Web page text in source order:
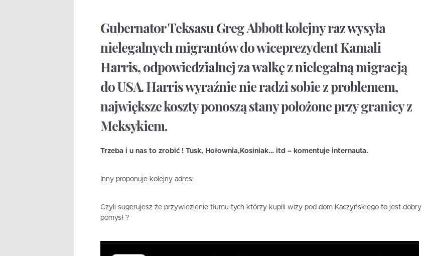
Gubernator Teksasu Greg Abbott kolejny raz wysyła
nielegalnych migrantów do wiceprezydent Kamali
Harris, odpowiedzialnej za walkę z nielegalną migracją
do USA. Harris wyraźnie nie radzi sobie z problemem,
największe koszty ponoszą stany położone przy granicy z
Meksykiem.
Trzeba i u nas to zrobić ! Tusk, Hołownia,Kosiniak… itd – komentuje internauta.
Inny proponuje kolejny adres:
Czyli sugerujesz że przywiezienie tłumu tych którzy kupili wizy pod dom Kaczyńskiego to jest dobry
pomysł ?